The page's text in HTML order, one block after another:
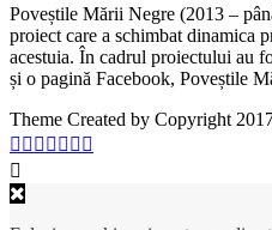
Poveștile Mării Negre (2013 –
proiect care a schimbat dinamica
acestuia. În cadrul proiectului au
și o pagină Facebook, Poveștile
Theme Created by Copyright